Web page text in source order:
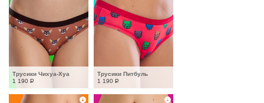
Трусики Чихуа-Хуа
1 190 Р
Трусики Питбуль
1 190 Р